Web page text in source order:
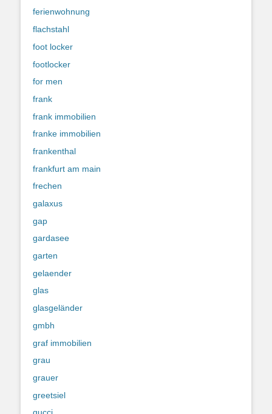
ferienwohnung
flachstahl
foot locker
footlocker
for men
frank
frank immobilien
franke immobilien
frankenthal
frankfurt am main
frechen
galaxus
gap
gardasee
garten
gelaender
glas
glasgeländer
gmbh
graf immobilien
grau
grauer
greetsiel